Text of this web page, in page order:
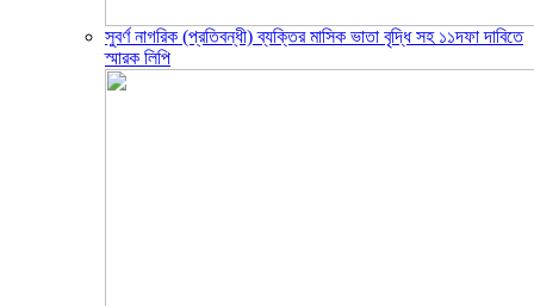
সুবর্ণ নাগরিক (প্রতিবন্ধী) ব্যক্তির মাসিক ভাতা বৃদ্ধি সহ ১১দফা দাবিতে
স্মারক লিপি